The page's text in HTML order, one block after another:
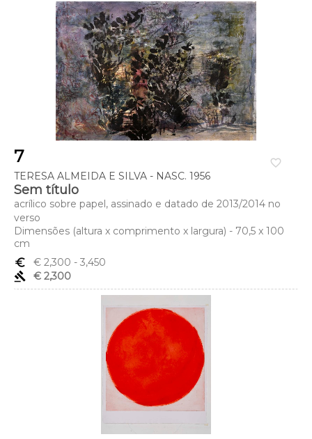
favorite_border
7
TERESA ALMEIDA E SILVA - NASC. 1956
Sem título
acrílico sobre papel, assinado e datado de 2013/2014 no
verso
Dimensões (altura x comprimento x largura) - 70,5 x 100
cm
euro_symbol
€ 2,300 - 3,450
gavel
€ 2,300